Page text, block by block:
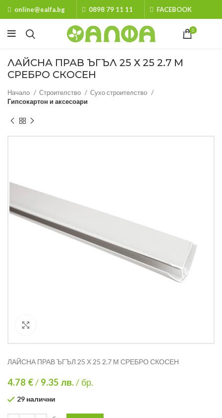
online@ealfa.bg 0898 79 11 11 FACEBOOK
0
ЛАЙСНА ПРАВ ЪГЪЛ 25 Х 25 2.7 М
СРЕБРО СКОСЕН
Начало Строителство
Сухо строителство
Гипсокартон и аксесоари
ЛАЙСНА ПРАВ ЪГЪЛ 25 Х 25 2.7 М СРЕБРО СКОСЕН
4.78 €/ 9.35 лв./ бр.
29 налични